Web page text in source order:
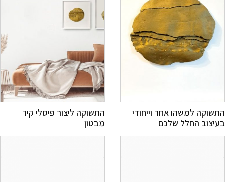
למשהו אחר וייחודי
החלל שלכם
התשוקה ליצור פיסלי קיר
מבטון